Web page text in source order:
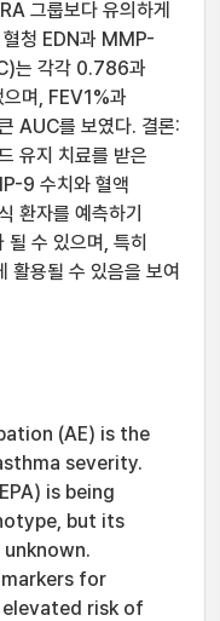
그룹보다 유의하게
혈청 EDN과 MMP-
는 각각 0.786과
며, FEV1%과
AUC를 보였다. 결론:
유지 치료를 받은
9 수치와 혈액
환자를 예측하기
수 있으며, 특히
활용될 수 있음을 보여
(AE) is the
severity.
is being
but its
for
risk of